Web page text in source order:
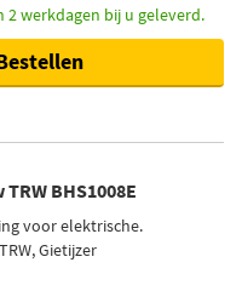
2 werkdagen bij u geleverd.
BHS1008E
voor elektrische.
Gietijzer